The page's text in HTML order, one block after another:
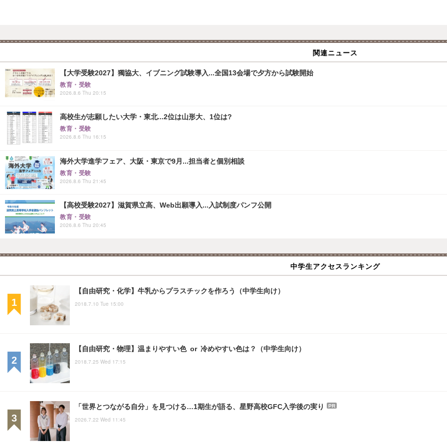
関連ニュース
【大学受験2027】獨協大、イブニング試験導入...全国13会場で夕方から試験開始
教育・受験
2026.8.6 Thu 20:15
高校生が志願したい大学・東北...2位は山形大、1位は?
教育・受験
2026.8.6 Thu 16:15
海外大学進学フェア、大阪・東京で9月...担当者と個別相談
教育・受験
2026.8.6 Thu 21:45
【高校受験2027】滋賀県立高、Web出願導入...入試制度パンフ公開
教育・受験
2026.8.6 Thu 20:45
中学生アクセスランキング
【自由研究・化学】牛乳からプラスチックを作ろう（中学生向け）
2018.7.10 Tue 15:00
【自由研究・物理】温まりやすい色 or 冷めやすい色は？（中学生向け）
2018.7.25 Wed 17:15
「世界とつながる自分」を見つける…1期生が語る、星野高校GFC入学後の実り PR
2026.7.22 Wed 11:45